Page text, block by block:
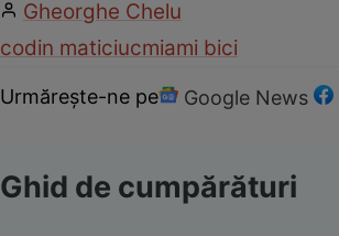
Gheorghe Chelu
codin maticiucmiami bici
Urmărește-ne pe Google News
Ghid de cumpărături